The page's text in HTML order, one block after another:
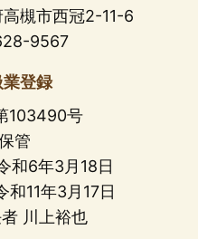
槻市西冠2-11-6
9567
登録
103490号
管
6年3月18日
和11年3月17日
川上裕也